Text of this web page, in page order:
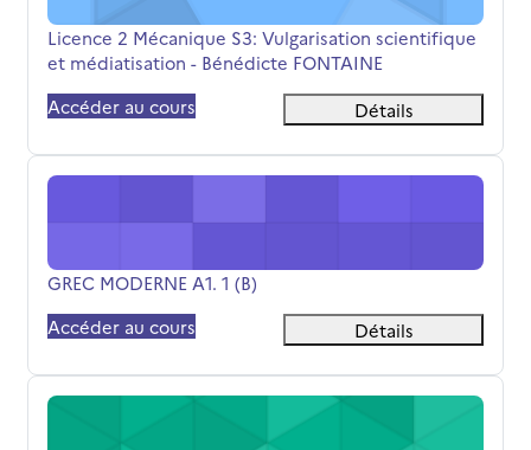
Nom du cours
Licence 2 Mécanique S3: Vulgarisation scientifique
et médiatisation - Bénédicte FONTAINE
Accéder au cours
Détails
GREC MODERNE A1. 1 (B)
Nom du cours
GREC MODERNE A1. 1 (B)
Accéder au cours
Détails
Améliorer son aisance à l'oral par les pratiques théâtrales